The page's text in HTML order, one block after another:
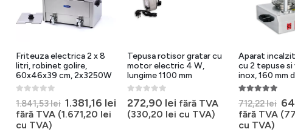
Friteuza electrica 2 x 8
litri, robinet golire,
60x46x39 cm, 2x3250W
1.841,53lei Prețul
inițial
1.381,16 lei Prețul
curent
fără TVA (1.671,20 lei
cu TVA)
Tepusa rotisor gratar cu
motor electric 4 W,
lungime 1100 mm
0out of 5
272,90 lei fără TVA
(330,20 lei cu TVA)
Aparat
cu 2 tepuse si
inox, 160 mm
out of 5
712,22lei
fără TVA (
cu TVA)